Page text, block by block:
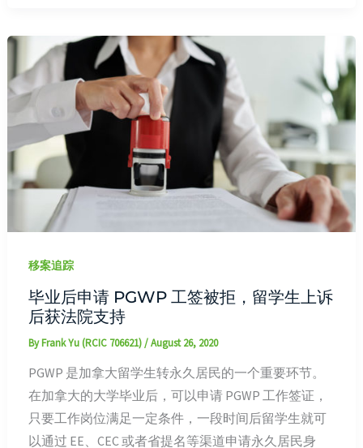
移案追踪
毕业后申请 PGWP 工签被拒，留学生上诉
后获法院支持
ByFrank Yu (RCIC 706621)/August 26, 2020
PGWP 是加拿大留学生转永久居民的一个重要环节。
在加拿大的大学毕业后，可以申请 PGWP 工作签证，
只要工作岗位满足一定条件，一段时间后留学生就可
以通过 EE、CEC 或者省提名等渠道申请永久居民身